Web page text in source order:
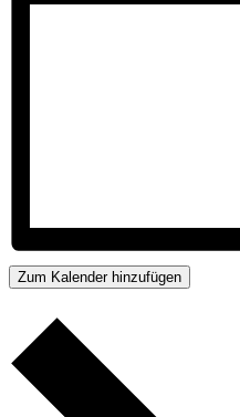
Zum Kalender hinzufügen